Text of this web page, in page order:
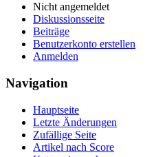
Nicht angemeldet
Diskussionsseite
Beiträge
Benutzerkonto erstellen
Anmelden
Navigation
Hauptseite
Letzte Änderungen
Zufällige Seite
Artikel nach Score